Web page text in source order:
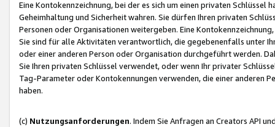
Eine Kontokennzeichnung, bei der es sich um einen privaten
Geheimhaltung und Sicherheit wahren. Sie dürfen Ihren privaten
Personen oder Organisationen weitergeben. Eine
Sie sind für alle Aktivitäten verantwortlich, die gegebenenfalls unter
oder einer anderen Person oder Organisation durchgeführt werden.
Sie Ihren privaten Schlüssel verwendet, oder wenn Ihr privater
Tag-Parameter oder Kontokennungen verwenden, die einer anderen
haben.
(c) Nutzungsanforderungen. Indem Sie Anfragen an Creators API